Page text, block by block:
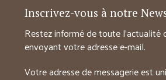
Inscrivez-vous à notre
Restez informé de toute l’actualité
envoyant votre adresse e-mail.
Votre adresse de messagerie est